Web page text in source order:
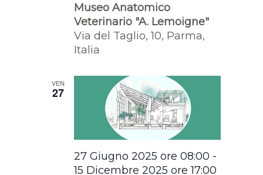
Museo Anatomico
Veterinario "A. Lemoigne"
Via del Taglio, 10, Parma,
Italia
VEN
27
27 Giugno 2025 ore 08:00 -
15 Dicembre 2025 ore 17:00